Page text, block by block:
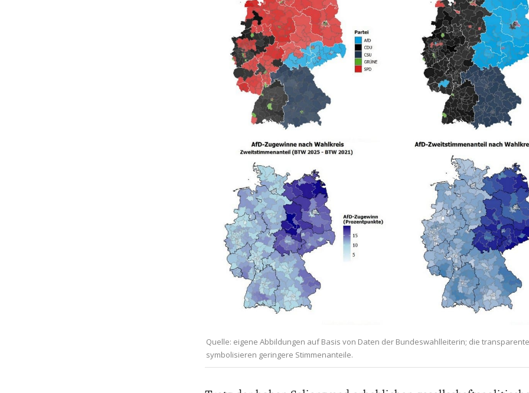
Quelle: eigene Abbildungen auf Basis von Daten der Bundeswahlleiterin; die
symbolisieren geringere Stimmenanteile.